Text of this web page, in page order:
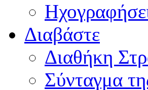
Διαβάστε
Διαθήκη
Σύνταγμα